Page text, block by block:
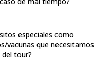
especiales como
vacunas que necesitamos
tour?